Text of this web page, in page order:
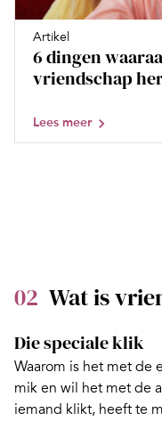
Artikel
6 dingen
vriendschap
Lees meer
02 Wat is
Die speciale klik
Waarom is het met de
mik en wil het met de
iemand klikt, heeft te